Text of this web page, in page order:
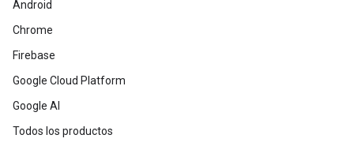
Android
Chrome
Firebase
Google Cloud Platform
Google AI
Todos los productos